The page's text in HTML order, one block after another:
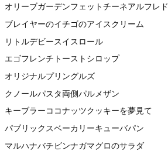
オリーブガーデンフェットチーネアルフレド
ブレイヤーのイチゴのアイスクリーム
リトルデビースイスロール
エゴフレンチトーストシロップ
オリジナルプリングルズ
クノールパスタ両側パルメザン
キーブラーココナッツクッキーを夢見て
パブリックスベーカリーキューバパン
マルハナバチビンナガマグロのサラダ